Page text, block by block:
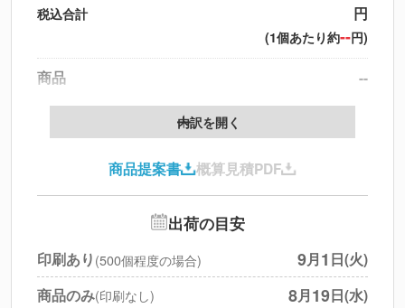
税込合計 円
(1個あたり約--円)
商品
--
製版代
印刷代
北海道・沖縄・離島 別途
円
※上記小計は税別です
内訳を開く
商品提案書 概算見積PDF
出荷の目安
印刷あり (500個程度の場合) 9月1 日(火)
商品のみ(印刷なし) 8月19日(水)